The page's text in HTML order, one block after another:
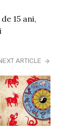
15 ani,
ARTICLE